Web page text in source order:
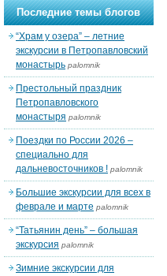
Последние темы блогов
“Храм у озера” – летние
экскурсии в Петропавловский
монастырь palomnik
Престольный праздник
Петропавловского
монастыря palomnik
Поездки по России 2026 –
специально для
дальневосточников ! palomnik
Большие экскурсии для всех в
феврале и марте palomnik
“Татьянин день” – большая
экскурсия palomnik
Зимние экскурсии для